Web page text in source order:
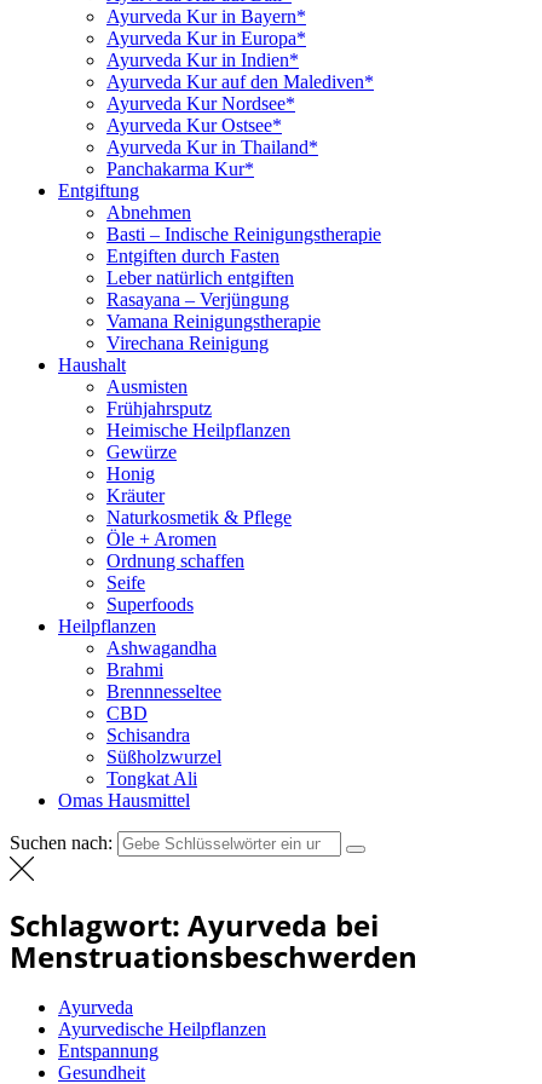
Ayurveda Kur in Bayern*
Ayurveda Kur in Europa*
Ayurveda Kur in Indien*
Ayurveda Kur auf den Malediven*
Ayurveda Kur Nordsee*
Ayurveda Kur Ostsee*
Ayurveda Kur in Thailand*
Panchakarma Kur*
Entgiftung
Abnehmen
Basti – Indische Reinigungstherapie
Entgiften durch Fasten
Leber natürlich entgiften
Rasayana – Verjüngung
Vamana Reinigungstherapie
Virechana Reinigung
Haushalt
Ausmisten
Frühjahrsputz
Heimische Heilpflanzen
Gewürze
Honig
Kräuter
Naturkosmetik & Pflege
Öle + Aromen
Ordnung schaffen
Seife
Superfoods
Heilpflanzen
Ashwagandha
Brahmi
Brennnesseltee
CBD
Schisandra
Süßholzwurzel
Tongkat Ali
Omas Hausmittel
Suchen nach:
Schlagwort: Ayurveda bei
Menstruationsbeschwerden
Ayurveda
Ayurvedische Heilpflanzen
Entspannung
Gesundheit